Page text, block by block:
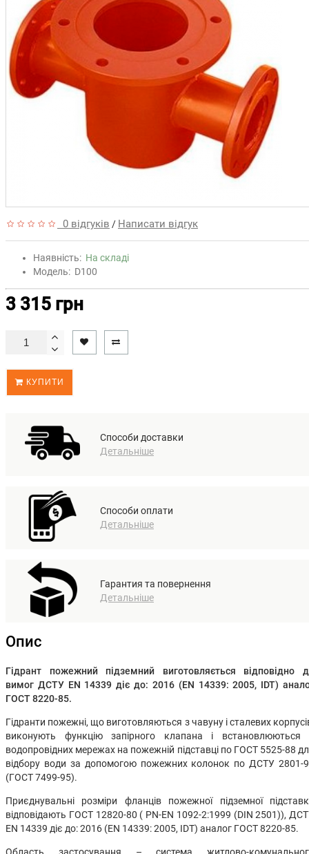
0 відгуків / Написати відгук
Наявність: На складі
Модель: D100
3 315 грн
КУПИТИ
Способи доставки
Детальніше
Способи оплати
Детальніше
Гарантия та повернення
Детальніше
Опис
Гідрант пожежний підземний виготовляється відповідно
вимог ДСТУ EN 14339 діє до: 2016 (EN 14339: 2005, IDT)
ГОСТ 8220-85.
Гідранти пожежні, що виготовляються з чавуну і сталевих
виконують функцію запірного клапана і встановлюються
водопровідних мережах на пожежній підставці по ГОСТ 5525-88
відбору води за допомогою пожежних колонок по ДСТУ 2801-
(ГОСТ 7499-95).
Приєднувальні розміри фланців пожежної підземної
відповідають ГОСТ 12820-80 ( PN-EN 1092-2:1999 (DIN 2501)),
EN 14339 діє до: 2016 (EN 14339: 2005, IDT) аналог ГОСТ 8220-85.